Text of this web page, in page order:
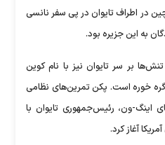
در اطراف تایوان در پی سفر نانسی
به این جزیره بود.
بر سر تایوان نیز با نام کوین
خوره است. پکن تمرین‌های نظامی
اینگ-ون، رئیس‌جمهوری تایوان با
آغاز کرد.